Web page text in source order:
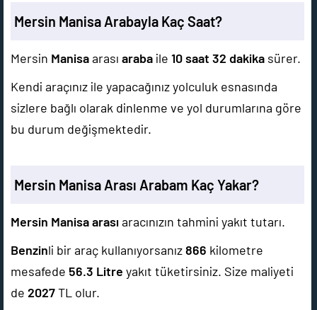
Mersin Manisa Arabayla Kaç Saat?
Mersin Manisaarası araba ile 10 saat 32 dakika sürer.
Kendi araçınız ile yapacağınız yolculuk esnasında
sizlere bağlı olarak dinlenme ve yol durumlarına göre
bu durum değişmektedir.
Mersin Manisa Arası Arabam Kaç Yakar?
Mersin Manisa arasıaracınızın tahmini yakıt tutarı.
Benzinli bir araç kullanıyorsanız866 kilometre
mesafede 56.3 Litre yakıt tüketirsiniz. Size maliyeti
de 2027TL olur.